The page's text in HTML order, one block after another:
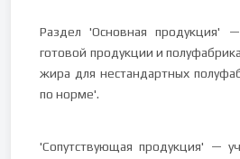
Раздел 'Основная продукция'
готовой продукции и
жира для нестандартных
по норме'.
'Сопутствующая продукция' —